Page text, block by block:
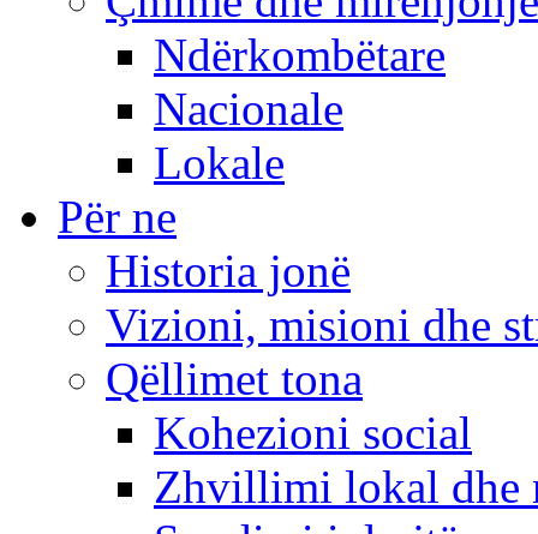
Ndërkombëtare
Nacionale
Lokale
Për ne
Historia jonë
Vizioni, misioni dhe
Qëllimet tona
Kohezioni social
Zhvillimi lokal dhe